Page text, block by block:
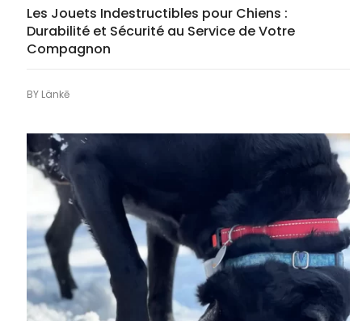
Les Jouets Indestructibles pour Chiens :
Durabilité et Sécurité au Service de Votre
Compagnon
BY Länkē